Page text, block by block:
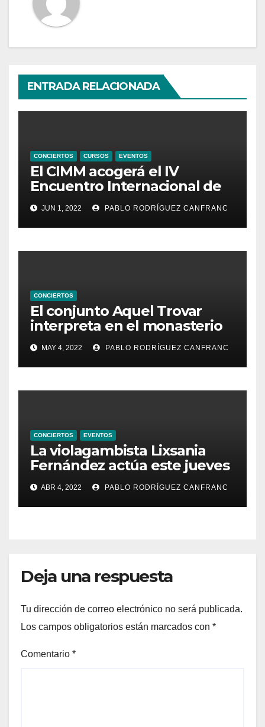
ENTRADA RELACIONADA
CONCIERTOS CURSOS EVENTOS
El CIMM acogerá el IV
Encuentro Internacional de
Ministriles
JUN 1, 2022 PABLO RODRÍGUEZ CANFRANC
CONCIERTOS
El conjunto Aquel Trovar
interpreta en el monasterio
de Santa María de la
Valldigna las cantigas de
Alfonso X el Sabio
MAY 4, 2022 PABLO RODRÍGUEZ CANFRANC
CONCIERTOS EVENTOS
La violagambista Lixsania
Fernández actúa este jueves
en el ciclo de música en
directo de Fundación Cañada
Blanch
ABR 4, 2022 PABLO RODRÍGUEZ CANFRANC
Deja una respuesta
Tu dirección de correo electrónico no será publicada.
Los campos obligatorios están marcados con *
Comentario *